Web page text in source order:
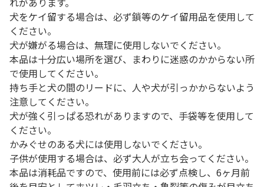
犬をケイ留する場合は、必ず鎖等のケイ留用品を使用して
ください。
犬が嫌がる場合は、無理に使用しないでください。
本品は十分広い場所を選び、まわりに迷惑のかからない所
で使用してください。
持ち手と犬の間のリードに、人や犬が引っかからないよう
注意してください。
犬が強く引っぱる恐れがありますので、手袋等を使用して
ください。
かみぐせのある犬には使用しないでください。
子供が使用する場合は、必ず大人が立ち会ってください。
本品は消耗品ですので、使用前には必ず点検し、6ヶ月前